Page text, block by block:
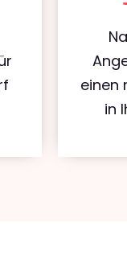
einen
in